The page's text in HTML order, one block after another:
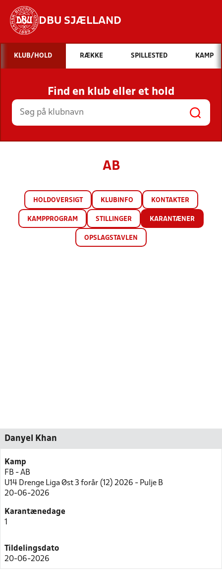
DBU SJÆLLAND
Hvad vil du søge efter?
INDHOLD OG NYHEDER
STILLINGER, RESULTATER, KLUBBER OG
HOLD
KLUB/HOLD RÆKKE SPILLESTED KAMP
Find en klub eller et hold
AB
HOLDOVERSIGT KLUBINFO KONTAKTER
KAMPPROGRAM STILLINGER KARANTÆNER
OPSLAGSTAVLEN
Danyel Khan
Kamp
FB - AB
U14 Drenge Liga Øst 3 forår (12) 2026 - Pulje B
20-06-2026
Karantænedage
1
Tildelingsdato
20-06-2026